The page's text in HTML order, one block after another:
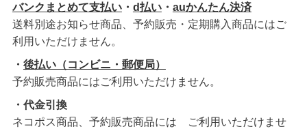
バンクまとめて支払い・ d払い・ auかんたん決済
送料別途お知らせ商品、予約販売・定期購入商品にはご
利用いただけません。
・ 後払い（コンビニ・郵便局）
予約販売商品にはご利用いただけません。
・代金引換
ネコポス商品、予約販売商品には ご利用いただけませ